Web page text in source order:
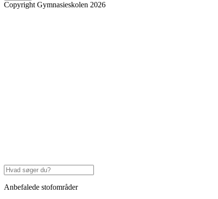
Copyright Gymnasieskolen 2026
Anbefalede stofområder